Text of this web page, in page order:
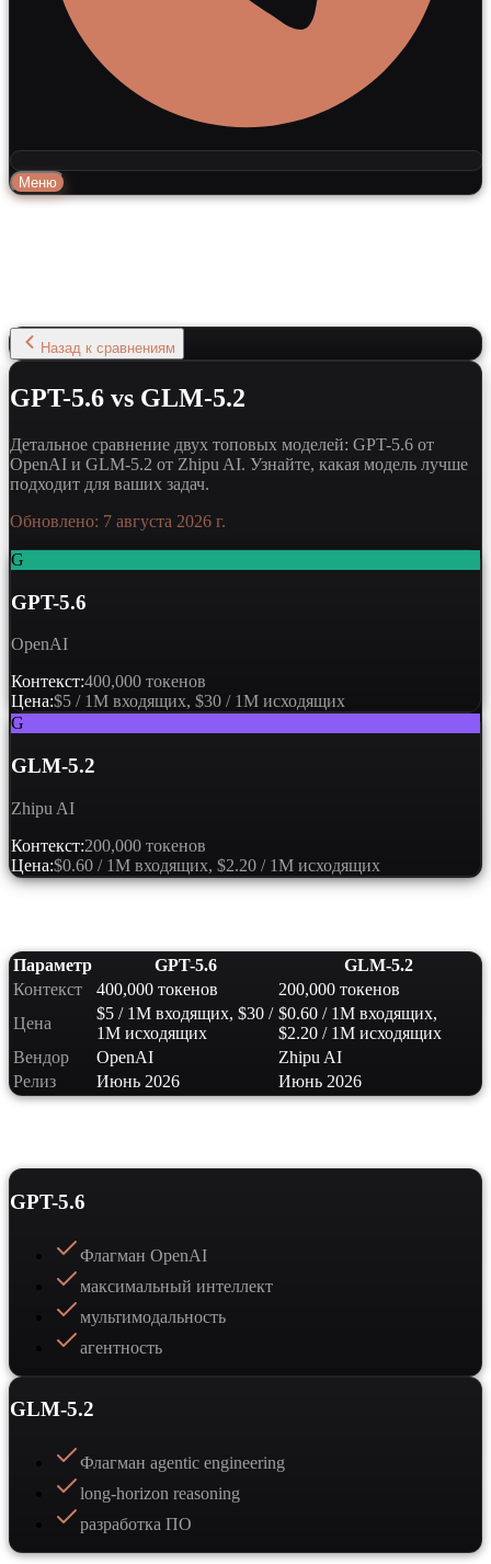
Меню
Назад к сравнениям
GPT-5.6 vs GLM-5.2
Детальное сравнение двух топовых моделей: GPT-5.6 от
OpenAI и GLM-5.2 от Zhipu AI. Узнайте, какая модель лучше
подходит для ваших задач.
Обновлено: 7 августа 2026 г.
G
GPT-5.6
OpenAI
Контекст:400,000 токенов
Цена:$5 / 1M входящих, $30 / 1M исходящих
G
GLM-5.2
Zhipu AI
Контекст:200,000 токенов
Цена:$0.60 / 1M входящих, $2.20 / 1M исходящих
Параметр GPT-5.6
GLM-5.2
Контекст
400,000 токенов
200,000 токенов
Цена
$5 / 1M входящих, $30 /
1M исходящих
$0.60 / 1M входящих,
$2.20 / 1M исходящих
Вендор
OpenAI
Zhipu AI
Релиз
Июнь 2026 Июнь 2026
GPT-5.6
Флагман OpenAI
максимальный интеллект
мультимодальность
агентность
GLM-5.2
Флагман agentic engineering
long-horizon reasoning
разработка ПО